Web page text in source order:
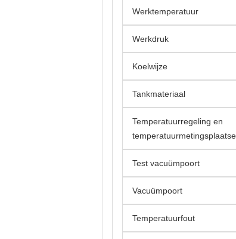
Werktemperatuur
Werkdruk
Koelwijze
Tankmateriaal
Temperatuurregeling en
Test vacuümpoort
Vacuümpoort
Temperatuurfout